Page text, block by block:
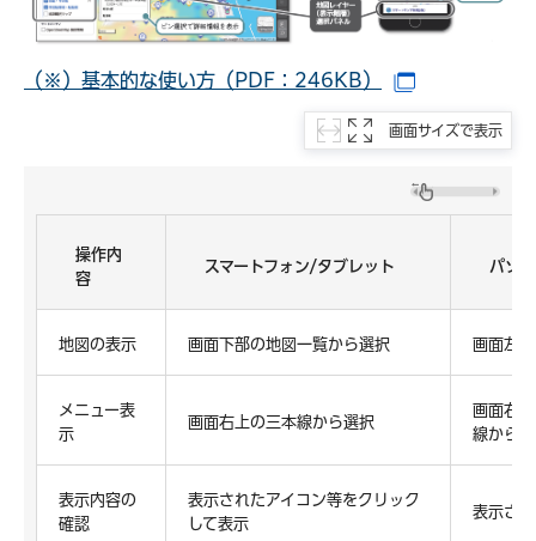
（※）基本的な使い方（PDF：246KB）
画面サイズで表示
操作内
容
スマートフォン/タブレット パソ
地図の表示 画面下部の地図一覧から選択 画面左
メニュー表
示
画面右上の三本線から選択
画面右
線から
表示内容の
確認
表示されたアイコン等をクリック
して表示
表示さ